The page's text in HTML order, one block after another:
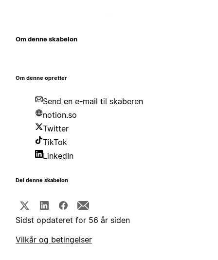
Om denne skabelon
Om denne opretter
Send en e-mail til skaberen
notion.so
Twitter
TikTok
LinkedIn
Del denne skabelon
Sidst opdateret for 56 år siden
Vilkår og betingelser